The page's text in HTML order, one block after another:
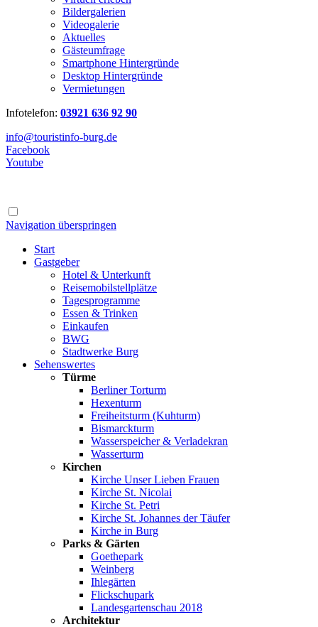
Bildergalerien
Videogalerie
Aktuelles
Gästeumfrage
Smartphone Hintergründe
Desktop Hintergründe
Vermietungen
Infotelefon: 03921 636 92 90
info@touristinfo-burg.de
Facebook
Youtube
Navigation überspringen
Start
Gastgeber
Hotel & Unterkunft
Reisemobilstellplätze
Tagesprogramme
Essen & Trinken
Einkaufen
BWG
Stadtwerke Burg
Sehenswertes
Türme
Berliner Torturm
Hexenturm
Freiheitsturm (Kuhturm)
Bismarckturm
Wasserspeicher & Verladekran
Wasserturm
Kirchen
Kirche Unser Lieben Frauen
Kirche St. Nicolai
Kirche St. Petri
Kirche St. Johannes der Täufer
Kirche in Burg
Parks & Gärten
Goethepark
Weinberg
Ihlegärten
Flickschupark
Landesgartenschau 2018
Architektur